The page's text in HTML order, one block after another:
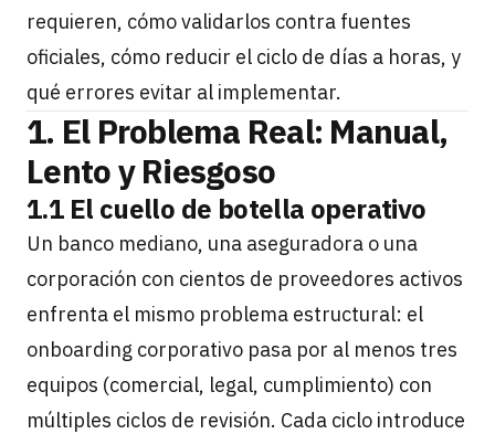
requieren, cómo validarlos contra fuentes
oficiales, cómo reducir el ciclo de días a horas, y
qué errores evitar al implementar.
1. El Problema Real: Manual,
Lento y Riesgoso
1.1 El cuello de botella operativo
Un banco mediano, una aseguradora o una
corporación con cientos de proveedores activos
enfrenta el mismo problema estructural: el
onboarding corporativo pasa por al menos tres
equipos (comercial, legal, cumplimiento) con
múltiples ciclos de revisión. Cada ciclo introduce